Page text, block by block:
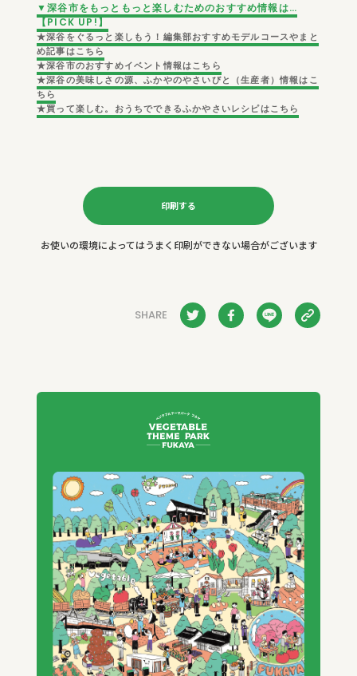
▼深谷市をもっともっと楽しむためのおすすめ情報は…
【PICK UP!】
★深谷をぐるっと楽しもう！ 編集部おすすめモデルコースやまと
め記事はこちら
★深谷市のおすすめイベント情報はこちら
★深谷の美味しさの源、ふかやのやさいびと（生産者）情報はこ
ちら
★買って楽しむ。おうちでできるふかやさいレシピはこちら
印刷する
お使いの環境によってはうまく印刷ができない場合がございます
SHARE